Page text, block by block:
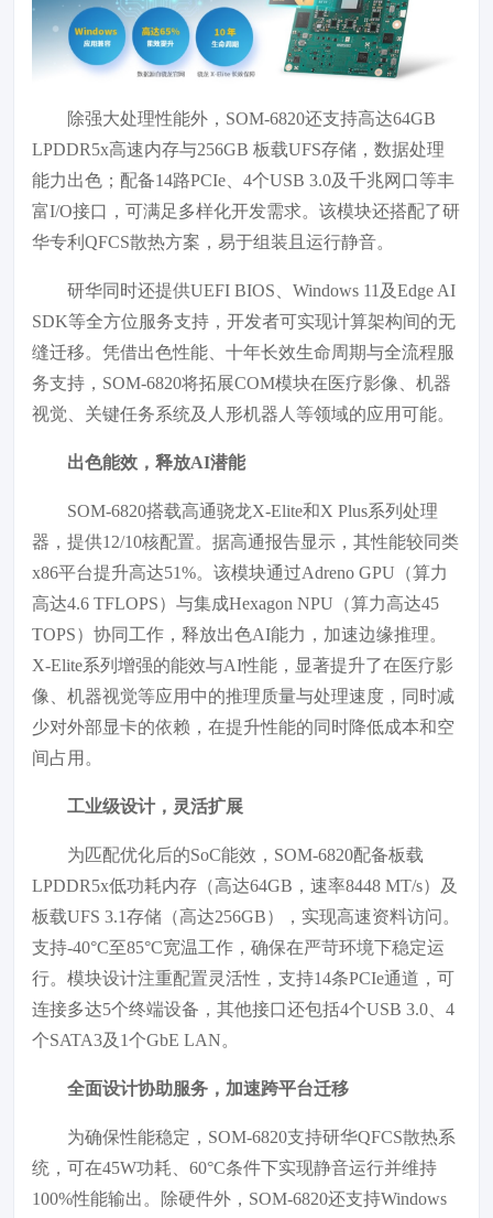
除强大处理性能外，SOM-6820还支持高达64GB
LPDDR5x高速内存与256GB 板载UFS存储，数据处理
能力出色；配备14路PCIe、4个USB 3.0及千兆网口等丰
富I/O接口，可满足多样化开发需求。该模块还搭配了研
华专利QFCS散热方案，易于组装且运行静音。
研华同时还提供UEFI BIOS、Windows 11及Edge AI
SDK等全方位服务支持，开发者可实现计算架构间的无
缝迁移。凭借出色性能、十年长效生命周期与全流程服
务支持，SOM-6820将拓展COM模块在医疗影像、机器
视觉、关键任务系统及人形机器人等领域的应用可能。
出色能效，释放AI潜能
SOM-6820搭载高通骁龙X-Elite和X Plus系列处理
器，提供12/10核配置。据高通报告显示，其性能较同类
x86平台提升高达51%。该模块通过Adreno GPU（算力
高达4.6 TFLOPS）与集成Hexagon NPU（算力高达45
TOPS）协同工作，释放出色AI能力，加速边缘推理。
X-Elite系列增强的能效与AI性能，显著提升了在医疗影
像、机器视觉等应用中的推理质量与处理速度，同时减
少对外部显卡的依赖，在提升性能的同时降低成本和空
间占用。
工业级设计，灵活扩展
为匹配优化后的SoC能效，SOM-6820配备板载
LPDDR5x低功耗内存（高达64GB，速率8448 MT/s）及
板载UFS 3.1存储（高达256GB），实现高速资料访问。
支持-40°C至85°C宽温工作，确保在严苛环境下稳定运
行。模块设计注重配置灵活性，支持14条PCIe通道，可
连接多达5个终端设备，其他接口还包括4个USB 3.0、4
个SATA3及1个GbE LAN。
全面设计协助服务，加速跨平台迁移
为确保性能稳定，SOM-6820支持研华QFCS散热系
统，可在45W功耗、60°C条件下实现静音运行并维持
100%性能输出。除硬件外，SOM-6820还支持Windows